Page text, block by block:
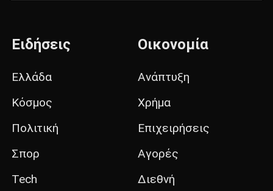
Ειδήσεις
Ελλάδα
Κόσμος
Πολιτική
Σπορ
Tech
Οικονομία
Ανάπτυξη
Χρήμα
Επιχειρήσεις
Αγορές
Διεθνή